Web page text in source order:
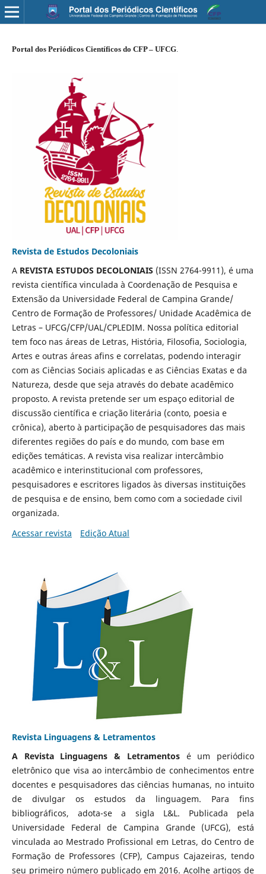
Portal dos Periódicos Científicos do CFP – UFCG.
Revista de Estudos Decoloniais
A REVISTA ESTUDOS DECOLONIAIS (ISSN 2764-9911), é uma
revista científica vinculada à Coordenação de Pesquisa e
Extensão da Universidade Federal de Campina Grande/
Centro de Formação de Professores/ Unidade Acadêmica de
Letras – UFCG/CFP/UAL/CPLEDIM. Nossa política editorial
tem foco nas áreas de Letras, História, Filosofia, Sociologia,
Artes e outras áreas afins e correlatas, podendo interagir
com as Ciências Sociais aplicadas e as Ciências Exatas e da
Natureza, desde que seja através do debate acadêmico
proposto. A revista pretende ser um espaço editorial de
discussão científica e criação literária (conto, poesia e
crônica), aberto à participação de pesquisadores das mais
diferentes regiões do país e do mundo, com base em
edições temáticas. A revista visa realizar intercâmbio
acadêmico e interinstitucional com professores,
pesquisadores e escritores ligados às diversas instituições
de pesquisa e de ensino, bem como com a sociedade civil
organizada.
Acessar revista
Edição Atual
Revista Linguagens & Letramentos
A Revista Linguagens & Letramentosé um periódico
eletrônico que visa ao intercâmbio de conhecimentos entre
docentes e pesquisadores das ciências humanas, no intuito
de divulgar os estudos da linguagem. Para fins
bibliográficos, adota-se a sigla L&L. Publicada pela
Universidade Federal de Campina Grande (UFCG), está
vinculada ao Mestrado Profissional em Letras, do Centro de
Formação de Professores (CFP), Campus Cajazeiras, tendo
seu primeiro número publicado em 2016. Acolhe artigos de